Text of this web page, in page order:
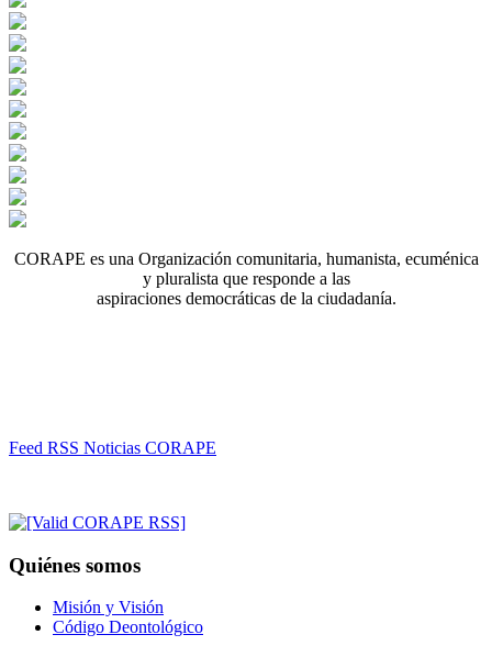
CORAPE es una Organización comunitaria, humanista, ecuménica
y pluralista que responde a las
aspiraciones democráticas de la ciudadanía.
Feed RSS Noticias CORAPE
Quiénes somos
Misión y Visión
Código Deontológico